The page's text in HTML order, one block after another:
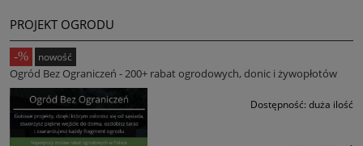
PROJEKT OGRODU
Ogród Bez Ograniczeń - 200+ rabat ogrodowych, donic i żywopłotów
Dostępność: duża ilość
nowość